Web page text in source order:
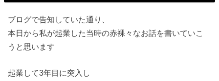
ブログで告知していた通り、
本日から私が起業した当時の赤裸々なお話を書いていこ
うと思います
起業して3年目に突入し